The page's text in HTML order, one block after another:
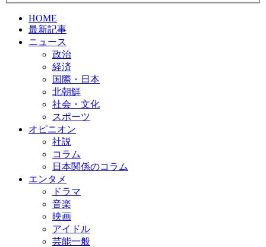
HOME
最新記事
ニュース
政治
経済
国際・日本
北朝鮮
社会・文化
スポーツ
オピニオン
社説
コラム
日本関係のコラム
エンタメ
ドラマ
音楽
映画
アイドル
芸能一般